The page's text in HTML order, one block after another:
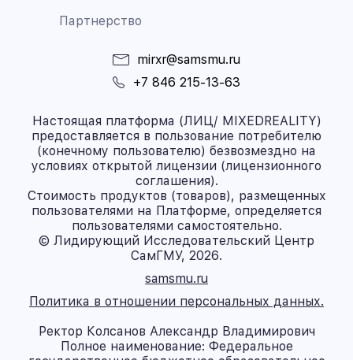
Партнерство
mirxr@samsmu.ru
+7 846 215-13-63
Настоящая платформа (ЛИЦ/ MIXEDREALITY)
предоставляется в пользование потребителю
(конечному пользователю) безвозмездно на
условиях открытой лицензии (лицензионного
соглашения).
Стоимость продуктов (товаров), размещенных
пользователями на Платформе, определяется
пользователями самостоятельно.
© Лидирующий Исследовательский Центр
СамГМУ, 2026.
samsmu.ru
Политика в отношении персональных данных.
Ректор Колсанов Александр Владимирович
Полное наименование: Федеральное